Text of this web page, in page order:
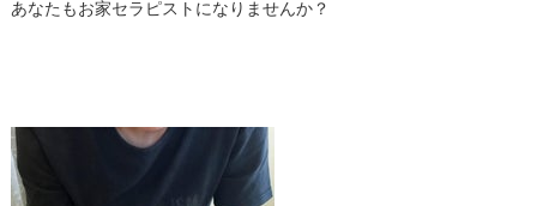
あなたもお家セラピストになりませんか？